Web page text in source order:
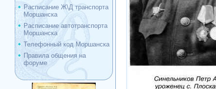
Расписание Ж\Д транспорта
Моршанска
Расписание автотранспорта
Моршанска
Телефонный код Моршанска
Правила общения на
форуме